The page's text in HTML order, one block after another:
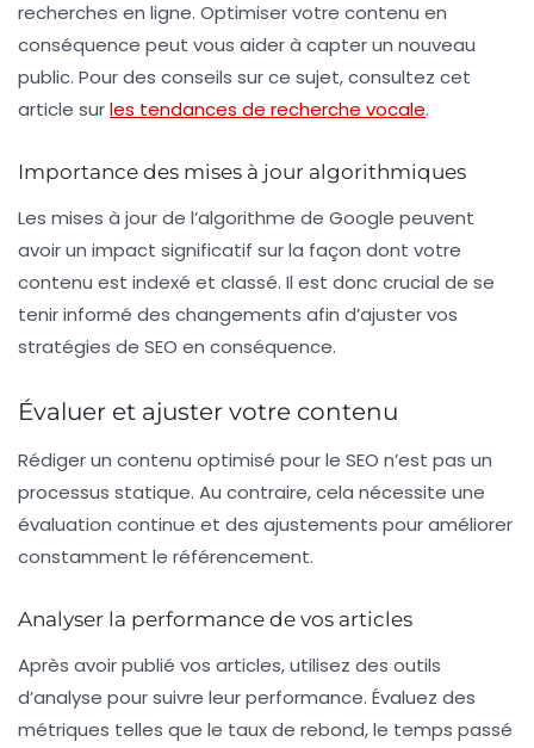
recherches en ligne. Optimiser votre contenu en
conséquence peut vous aider à capter un nouveau
public. Pour des conseils sur ce sujet, consultez cet
article surles tendances de recherche vocale.
Importance des mises à jour algorithmiques
Les mises à jour de l’algorithme de Google peuvent
avoir un impact significatif sur la façon dont votre
contenu est indexé et classé. Il est donc crucial de se
tenir informé des changements afin d’ajuster vos
stratégies de SEO en conséquence.
Évaluer et ajuster votre contenu
Rédiger un contenu optimisé pour le SEO n’est pas un
processus statique. Au contraire, cela nécessite une
évaluation continue et des ajustements pour améliorer
constamment le référencement.
Analyser la performance de vos articles
Après avoir publié vos articles, utilisez des outils
d’analyse pour suivre leur performance. Évaluez des
métriques telles que le taux de rebond, le temps passé